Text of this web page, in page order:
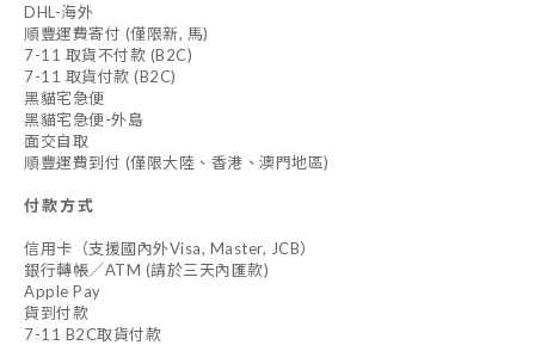
DHL-海外
順豐運費寄付 (僅限新, 馬)
7-11 取貨不付款 (B2C)
7-11 取貨付款 (B2C)
黑貓宅急便
黑貓宅急便-外島
面交自取
順豐運費到付 (僅限大陸、香港、澳門地區)
付款方式
信用卡（支援國內外Visa, Master, JCB）
銀行轉帳／ATM (請於三天內匯款)
Apple Pay
貨到付款
7-11 B2C取貨付款